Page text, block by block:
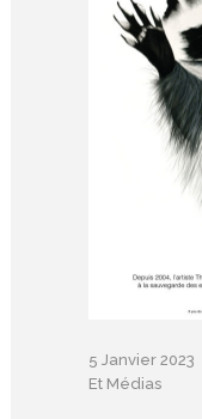
5 Janvier 2023
Et Médias